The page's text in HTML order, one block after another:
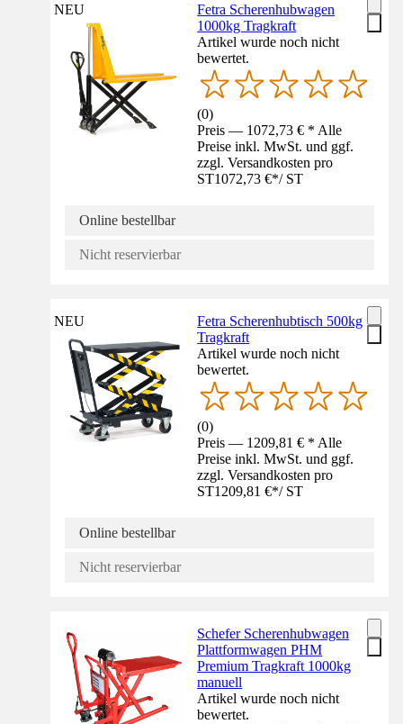
NEU
Fetra Scherenhubwagen
1000kg Tragkraft
Artikel wurde noch nicht
bewertet.
(0)
Preis — 1072,73 € * Alle
Preise inkl. MwSt. und ggf.
zzgl. Versandkosten pro
ST1072,73 €*/ ST
Online bestellbar
Nicht reservierbar
NEU
Fetra Scherenhubtisch 500kg
Tragkraft
Artikel wurde noch nicht
bewertet.
(0)
Preis — 1209,81 € * Alle
Preise inkl. MwSt. und ggf.
zzgl. Versandkosten pro
ST1209,81 €*/ ST
Online bestellbar
Nicht reservierbar
Schefer Scherenhubwagen
Plattformwagen PHM
Premium Tragkraft 1000kg
manuell
Artikel wurde noch nicht
bewertet.